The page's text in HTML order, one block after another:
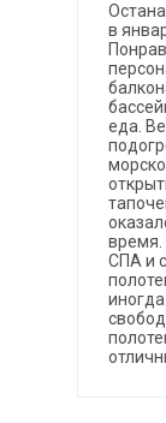
в
еда.
время.
СПА и